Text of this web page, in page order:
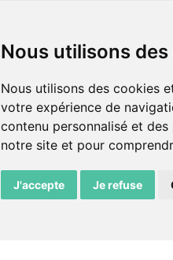
Nous utilisons
Nous utilisons des cookies
votre expérience de
contenu personnalisé et
notre site et pour
J'accepte Je refuse